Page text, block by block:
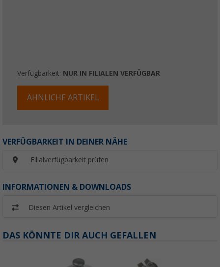
Verfügbarkeit: NUR IN FILIALEN VERFÜGBAR
ÄHNLICHE ARTIKEL
VERFÜGBARKEIT IN DEINER NÄHE
Filialverfügbarkeit prüfen
INFORMATIONEN & DOWNLOADS
Diesen Artikel vergleichen
DAS KÖNNTE DIR AUCH GEFALLEN